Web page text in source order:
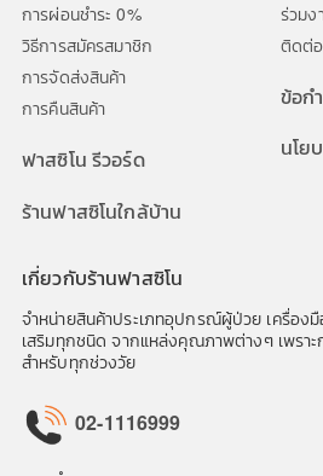
การผ่อนชำระ 0%
วิธีการสมัครสมาชิก
การจัดส่งสินค้า
การคืนสินค้า
ฟาสซิโน รีวอร์ด
ร้านฟาสซิโนใกล้บ้าน
ร่วมง
ติดต่อ
ข้อก
นโย
เกี่ยวกับร้านฟาสซิโน
จำหน่ายสินค้าประเภทอุปกรณ์ผู้ป่วย เครื่อง
เสริมทุกชนิด จากแหล่งคุณภาพต่างๆ เพรา
สำหรับทุกช่วงวัย
02-1116999